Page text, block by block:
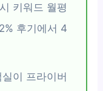
키워드 월평
후기에서 4
이 프라이버